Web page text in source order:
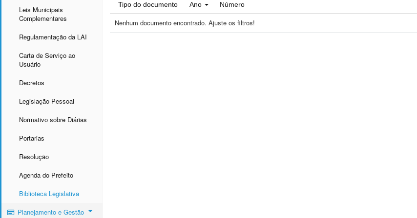
Leis Municipais
Complementares
Regulamentação da LAI
Carta de Serviço ao
Usuário
Decretos
Legislação Pessoal
Normativo sobre Diárias
Portarias
Resolução
Agenda do Prefeito
Biblioteca Legislativa
Planejamento e Gestão
Tipo do documento Ano Número
Nenhum documento encontrado. Ajuste os filtros!